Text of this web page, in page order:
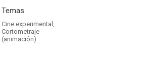
Temas
Cine experimental ,
Cortometraje
(animación)